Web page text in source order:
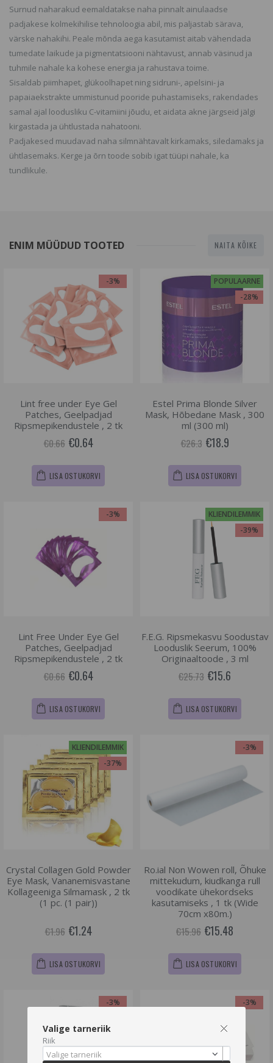
Surnud naharakud eemaldatakse naha pinnalt ainulaadse
padjakese kolmekihilise tehnoloogia abil, mis paljastab särava,
värske nahakihi. Peale mõnda aega kasutamist aitab vähendada
tumedate laikude ja pigmentatsiooni nähtavust, annab väsinud ja
tuhmile nahale ka kohese energia ja rahustava toime.
Sisaldab piimhapet, glükoolhapet ning sidruni-, apelsini- ja
papaiaekstrakte ummistunud pooride puhastamiseks, rakendades
samal ajal loodusliku C-vitamiini jõudu, et aidata akne järgseid jälgi
kirgastada ja ühtlustada nahatooni.
Padjakesed muudavad naha silmnähtavalt kirkamaks, siledamaks ja
ühtlasemaks. Kerge ja õrn toode sobib igat tüüpi nahale, ka
tundlikule.
ENIM MÜÜDUD TOOTED NAITA KÕIKE
-3%
Lint free under Eye Gel
Patches, Geelpadjad
Ripsmepikendustele , 2 tk
€0.66 €0.64
LISA OSTUKORVI
POPULAARNE
-28%
Estel Prima Blonde Silver
Mask, Hõbedane Mask , 300
ml (300 ml)
€26.3 €18.9
LISA OSTUKORVI
-3%
Lint Free Under Eye Gel
Patches, Geelpadjad
Ripsmepikendustele , 2 tk
€0.66 €0.64
LISA OSTUKORVI
KLIENDILEMMIK
-39%
F.E.G. Ripsmekasvu Soodustav
Looduslik Seerum, 100%
Originaaltoode , 3 ml
€25.73 €15.6
LISA OSTUKORVI
KLIENDILEMMIK
-37%
Crystal Collagen Gold Powder
Eye Mask, Vananemisvastane
Kollageeniga Silmamask , 2 tk
(1 pc. (1 pair))
€1.96 €1.24
LISA OSTUKORVI
-3%
Ro.ial Non Wowen roll, Õhuke
mittekudum, kiudkanga rull
voodikate ühekordseks
kasutamiseks , 1 tk (Wide
70cm x80m.)
€15.96 €15.48
LISA OSTUKORVI
-3% -3%
Valige tarneriik
Riik
Valige tarneriik